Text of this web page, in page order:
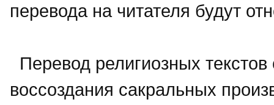
перевода на читателя будут
Перевод религиозных
воссоздания сакральных